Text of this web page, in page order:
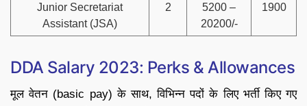
Junior Secretariat
Assistant (JSA)
2
5200 –
20200/-
1900
DDA Salary 2023: Perks & Allowances
मूल वेतन (basic pay) के साथ, विभिन्न पदों के लिए भर्ती किए गए